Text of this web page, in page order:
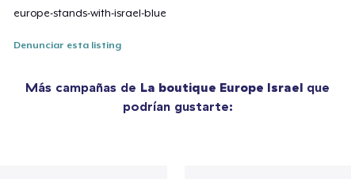
europe-stands-with-israel-blue
Denunciar esta listing
Más campañas de La boutique Europe Israel que
podrían gustarte: